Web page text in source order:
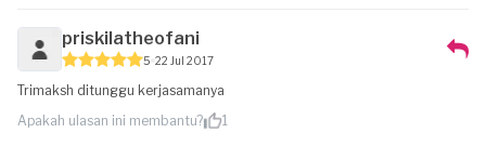
priskilatheofani
5 22 Jul 2017
Trimaksh ditunggu kerjasamanya
Apakah ulasan ini membantu?
1